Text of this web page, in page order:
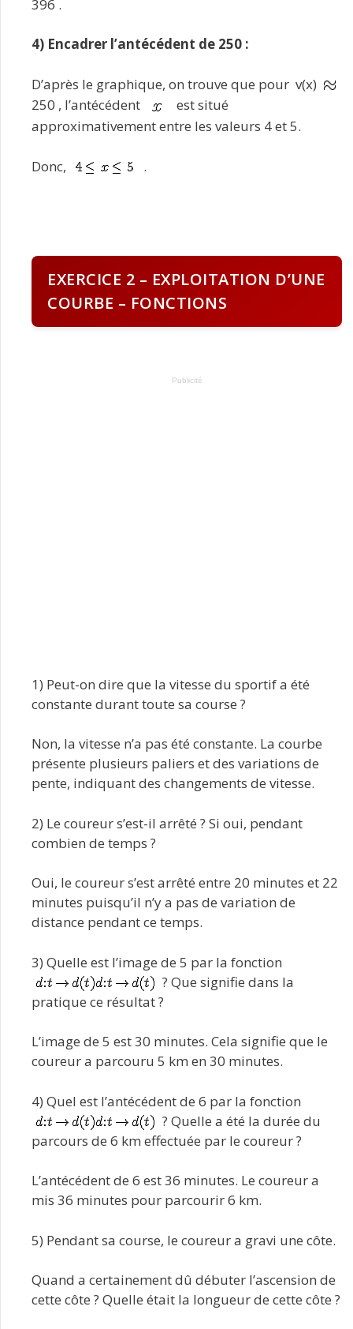
396 .
4) Encadrer l’antécédent de 250 :
D’après le graphique, on trouve que pour v(x)
250 , l’antécédent
est situé
approximativement entre les valeurs 4 et 5.
Donc, .
EXERCICE 2 – EXPLOITATION D’UNE
COURBE – FONCTIONS
Publicité
1) Peut-on dire que la vitesse du sportif a été
constante durant toute sa course ?
Non, la vitesse n’a pas été constante. La courbe
présente plusieurs paliers et des variations de
pente, indiquant des changements de vitesse.
2) Le coureur s’est-il arrêté ? Si oui, pendant
combien de temps ?
Oui, le coureur s’est arrêté entre 20 minutes et 22
minutes puisqu’il n’y a pas de variation de
distance pendant ce temps.
3) Quelle est l’image de 5 par la fonction
? Que signifie dans la
pratique ce résultat ?
L’image de 5 est 30 minutes. Cela signifie que le
coureur a parcouru 5 km en 30 minutes.
4) Quel est l’antécédent de 6 par la fonction
? Quelle a été la durée du
parcours de 6 km effectuée par le coureur ?
L’antécédent de 6 est 36 minutes. Le coureur a
mis 36 minutes pour parcourir 6 km.
5) Pendant sa course, le coureur a gravi une côte.
Quand a certainement dû débuter l’ascension de
cette côte ? Quelle était la longueur de cette côte ?